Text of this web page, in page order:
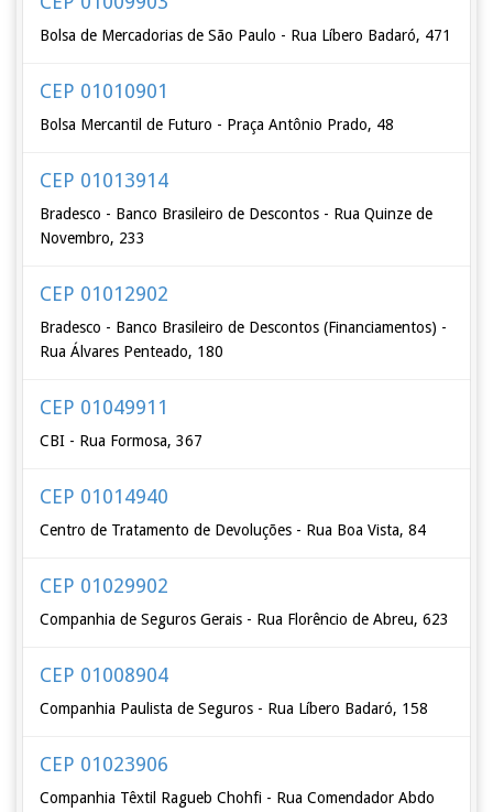
Bolsa de Mercadorias de São Paulo - Rua Líbero Badaró, 471
CEP 01010901
Bolsa Mercantil de Futuro - Praça Antônio Prado, 48
CEP 01013914
Bradesco - Banco Brasileiro de Descontos - Rua Quinze de
Novembro, 233
CEP 01012902
Bradesco - Banco Brasileiro de Descontos (Financiamentos) -
Rua Álvares Penteado, 180
CEP 01049911
CBI - Rua Formosa, 367
CEP 01014940
Centro de Tratamento de Devoluções - Rua Boa Vista, 84
CEP 01029902
Companhia de Seguros Gerais - Rua Florêncio de Abreu, 623
CEP 01008904
Companhia Paulista de Seguros - Rua Líbero Badaró, 158
CEP 01023906
Companhia Têxtil Ragueb Chohfi - Rua Comendador Abdo